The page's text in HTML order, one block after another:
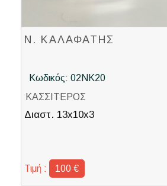
Ν. ΚΑΛΑΦΑΤΗΣ
Κωδικός: 02ΝΚ20
ΚΑΣΣΙΤΕΡΟΣ
Διαστ. 13x10x3
Τιμή : 100 €